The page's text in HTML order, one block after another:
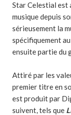
Star Celestial est
musique depuis
sérieusement la
spécifiquement
ensuite partie du
Attiré par les
premier titre en
est produit par
suivent, tels que